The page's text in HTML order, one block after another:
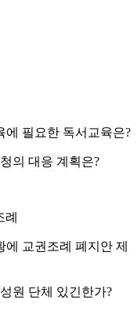
에 필요한 독서교육은?
의 대응 계획은?
교권조례 폐지안 제
원 단체 있긴한가?